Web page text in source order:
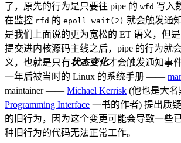
了，原先的行为是只要往 pipe 的 wfd 写入
在监控 rfd 的 epoll_wait(2) 就会触发通
是我们上面说的更为宽松的 ET 语义，但
提交进内核源码主线之后，pipe 的行为就
义，也就是只有状态变化才会触发通知事
一年后被当时的 Linux 的系统手册 ——
maintainer —— Michael Kerrisk (他也是大名
Programming Interface 一书的作者) 提出质
的旧行为，因为这个变更可能会导致一些
种旧行为的代码无法正常工作。